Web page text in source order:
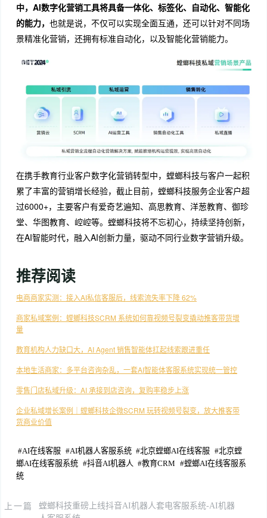
中，AI数字化营销工具将具备一体化、标签化、自动化、智能化
的能力， 也就是说，不仅可以实现全面互通，还可以针对不同场
景精准化营销，还拥有标准自动化，以及智能化营销能力。
在携手教育行业客户数字化营销转型中，螳螂科技与客户一起积
累了丰富的营销增长经验，截止目前，螳螂科技服务企业客户超
过6000+，主要客户有爱奇艺遍知、高思教育、洋葱教育、御珍
堂、华图教育、崆崆等。螳螂科技将不忘初心，持续坚持创新，
在AI智能时代，融入AI创新力量，驱动不同行业数字营销升级。
推荐阅读
电商商家实测：接入AI私信客服后，线索流失率下降 62%
商家私域案例：螳螂科技SCRM 系统如何靠视频号裂变撬动推客带货增
量
教育机构人力缺口大，AI Agent 销售智能体扛起线索跟进重任
本地生活商家：多平台咨询杂乱，一套AI智能体客服系统实现统一管控
零售门店私域升级：AI 承接到店咨询，复购率稳步上涨
企业私域增长案例｜螳螂科技企微SCRM 玩转视频号裂变，放大推客带
货商业价值
#AI在线客服 #AI机器人客服系统 #北京螳螂AI在线客服 #北京螳
螂AI在线客服系统 #抖音AI机器人 #教育CRM #螳螂AI在线客服系
统
上一篇
螳螂科技重磅上线抖音AI机器人套电客服系统-AI机器